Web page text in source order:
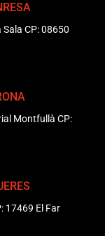
Sala CP: 08650
Montfullà CP:
17469 El Far